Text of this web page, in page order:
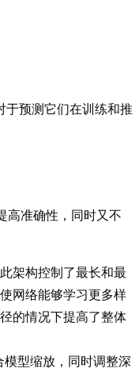
于预测它们在训练和推
高准确性，同时又不
此架构控制了最长和最
网络能够学习更多样
的情况下提高了整体
型缩放，同时调整深